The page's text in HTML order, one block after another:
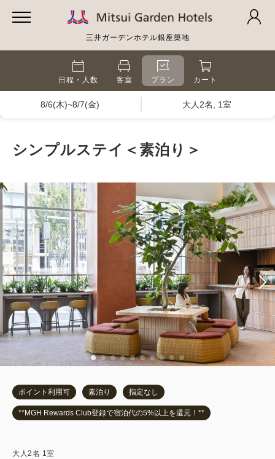
三井ガーデンホテル銀座築地
日程・人数 客室 プラン カート
8/6(木)~8/7(金) 大人2名, 1室
シンプルステイ＜素泊り＞
ポイント利用可 素泊り 指定なし
**MGH Rewards Club登録で宿泊代の5%以上を還元！**
大人 2名 1 室